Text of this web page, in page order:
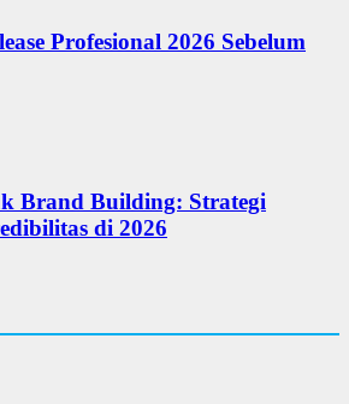
Profesional 2026 Sebelum
Brand Building: Strategi
di 2026